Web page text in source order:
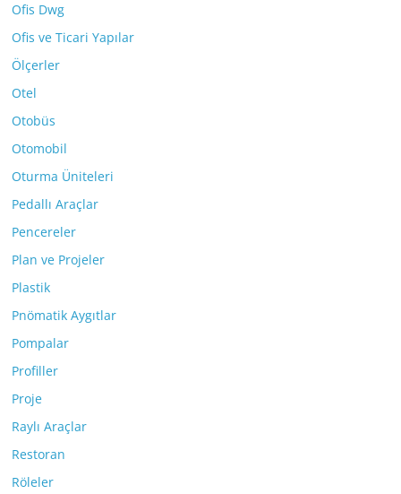
Ofis Dwg
Ofis ve Ticari Yapılar
Ölçerler
Otel
Otobüs
Otomobil
Oturma Üniteleri
Pedallı Araçlar
Pencereler
Plan ve Projeler
Plastik
Pnömatik Aygıtlar
Pompalar
Profiller
Proje
Raylı Araçlar
Restoran
Röleler